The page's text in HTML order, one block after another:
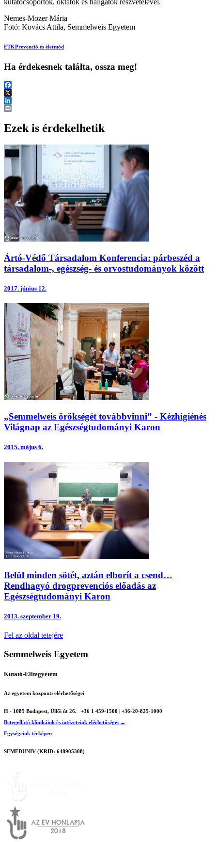
Nemes-Mozer Mária
Fotó: Kovács Attila, Semmelweis Egyetem
ETKPrevenció és életmód
Ha érdekesnek találta, ossza meg!
Facebook
X
LinkedIn
Ezek is érdekelhetik
Ártó-Védő Társadalom Konferencia: párbeszéd a
társadalom-, egészség- és orvostudományok között
2017. június 12.
„Semmelweis örökségét továbbvinni” - Kézhigiénés
Világnap az Egészségtudományi Karon
2015. május 6.
Belül minden sötét, aztán elborít a csend…
Rendhagyó drogprevenciós előadás az
Egészségtudományi Karon
2013. szeptember 19.
Fel az oldal tetejére
Semmelweis Egyetem
Kutató-Elitegyetem
Az egyetem központi elérhetőségei
H - 1085 Budapest, Üllői út 26.
+36 1 459-1500 | +36-20-825-1000
Betegellátó klinikáink és intézeteink elérhetőségei →
Egységeink térképen
SEMEDUNIV (KRID: 648905308)